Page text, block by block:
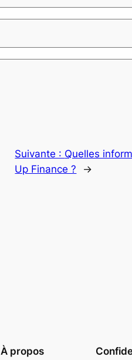
Suivante : Quelles
Up Finance ?
→
À propos